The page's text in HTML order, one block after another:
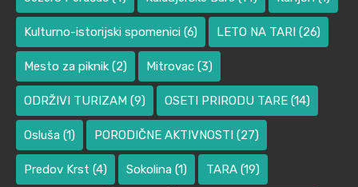
Kulturno-istorijski spomenici (6) LETO NA TARI (26)
Mesto za piknik (2) Mitrovac (3)
ODRŽIVI TURIZAM (9) OSETI PRIRODU TARE (14)
Osluša (1) PORODIČNE AKTIVNOSTI (27)
Predov Krst (4) Sokolina (1) TARA (19)